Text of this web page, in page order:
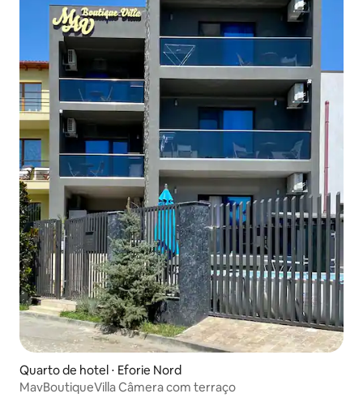
Quarto de hotel ⋅ Eforie Nord
MavBoutiqueVilla Câmera com terraço